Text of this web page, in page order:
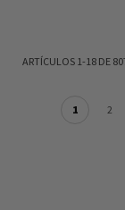
ARTÍCULOS 1-18 DE
1 2